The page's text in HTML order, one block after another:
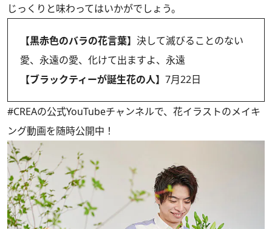
じっくりと味わってはいかがでしょう。
【黒赤色のバラの花言葉】 決して滅びることのない
愛、永遠の愛、化けて出ますよ、永遠
【ブラックティーが誕生花の人】 7月22日
#CREAの公式YouTubeチャンネルで、花イラストのメイキ
ング動画を随時公開中！